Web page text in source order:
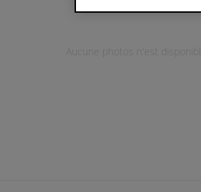
Aucune photos n'est disponible